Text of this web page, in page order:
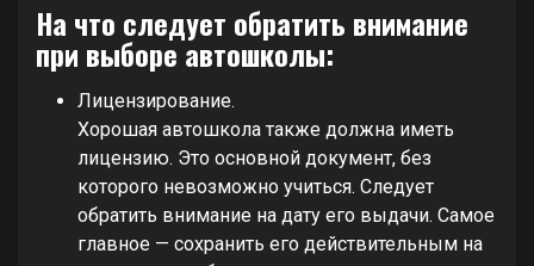
На что следует обратить внимание
при выборе автошколы:
Лицензирование.
Хорошая автошкола также должна иметь
лицензию. Это основной документ, без
которого невозможно учиться. Следует
обратить внимание на дату его выдачи. Самое
главное — сохранить его действительным на